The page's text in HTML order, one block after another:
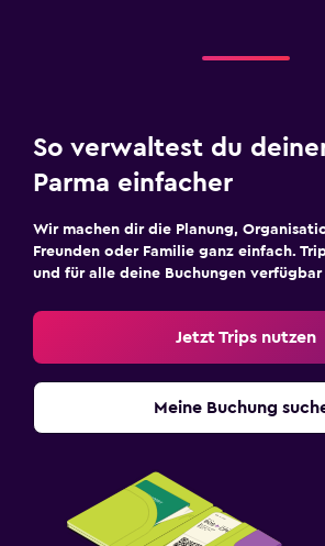
So verwaltest du
Parma einfacher
Wir machen dir die Planung,
Freunden oder Familie ganz einfach.
und für alle deine Buchungen
Jetzt Trips nutzen
Meine Buchung